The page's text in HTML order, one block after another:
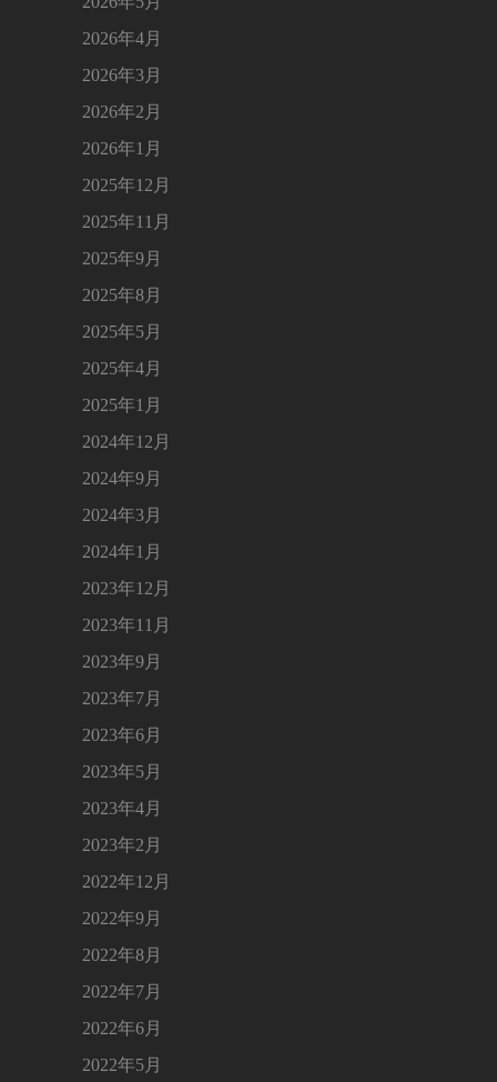
2026年4月
2026年3月
2026年2月
2026年1月
2025年12月
2025年11月
2025年9月
2025年8月
2025年5月
2025年4月
2025年1月
2024年12月
2024年9月
2024年3月
2024年1月
2023年12月
2023年11月
2023年9月
2023年7月
2023年6月
2023年5月
2023年4月
2023年2月
2022年12月
2022年9月
2022年8月
2022年7月
2022年6月
2022年5月